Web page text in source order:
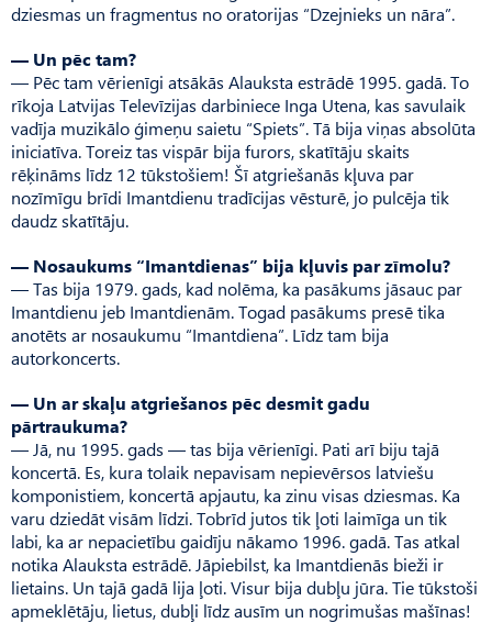
dziesmas un fragmentus no oratorijas “Dzejnieks un nāra”.
— Un pēc tam?
— Pēc tam vērienīgi atsākās Alauksta estrādē 1995. gadā. To
rīkoja Latvijas Televīzijas darbiniece Inga Utena, kas savulaik
vadīja muzikālo ģimeņu saietu “Spiets”. Tā bija viņas absolūta
iniciatīva. Toreiz tas vispār bija furors, skatītāju skaits
rēķināms līdz 12 tūkstošiem! Šī atgriešanās kļuva par
nozīmīgu brīdi Imantdienu tradīcijas vēsturē, jo pulcēja tik
daudz skatītāju.
— Nosaukums “Imantdie­nas” bija kļuvis par zīmolu?
— Tas bija 1979. gads, kad nolēma, ka pasākums jāsauc par
Imantdienu jeb Imantdienām. Togad pasākums presē tika
anotēts ar nosaukumu “Imant­diena”. Līdz tam bija
autorkoncerts.
— Un ar skaļu atgriešanos pēc desmit gadu
pārtraukuma?
— Jā, nu 1995. gads — tas bija vērienīgi. Pati arī biju tajā
koncertā. Es, kura tolaik nepavisam nepievērsos latviešu
komponistiem, koncertā apjautu, ka zinu visas dziesmas. Ka
varu dziedāt visām līdzi. Tobrīd jutos tik ļoti laimīga un tik
labi, ka ar nepacietību gaidīju nākamo 1996. gadā. Tas atkal
notika Alauksta estrādē. Jāpiebilst, ka Imant­dienās bieži ir
lietains. Un tajā gadā lija ļoti. Visur bija dubļu jūra. Tie tūkstoši
apmeklētāju, lietus, dubļi līdz ausīm un nogrimušas mašīnas!